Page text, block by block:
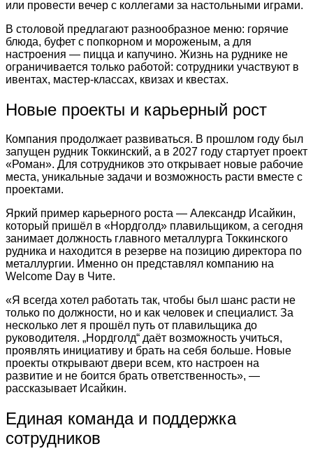
или провести вечер с коллегами за настольными играми.
В столовой предлагают разнообразное меню: горячие
блюда, буфет с попкорном и мороженым, а для
настроения — пицца и капучино. Жизнь на руднике не
ограничивается только работой: сотрудники участвуют в
ивентах, мастер-классах, квизах и квестах.
Новые проекты и карьерный рост
Компания продолжает развиваться. В прошлом году был
запущен рудник Токкинский, а в 2027 году стартует проект
«Роман». Для сотрудников это открывает новые рабочие
места, уникальные задачи и возможность расти вместе с
проектами.
Яркий пример карьерного роста — Александр Исайкин,
который пришёл в «Нордголд» плавильщиком, а сегодня
занимает должность главного металлурга Токкинского
рудника и находится в резерве на позицию директора по
металлургии. Именно он представлял компанию на
Welcome Day в Чите.
«Я всегда хотел работать так, чтобы был шанс расти не
только по должности, но и как человек и специалист. За
несколько лет я прошёл путь от плавильщика до
руководителя. „Нордголд“ даёт возможность учиться,
проявлять инициативу и брать на себя больше. Новые
проекты открывают двери всем, кто настроен на
развитие и не боится брать ответственность», —
рассказывает Исайкин.
Единая команда и поддержка
сотрудников